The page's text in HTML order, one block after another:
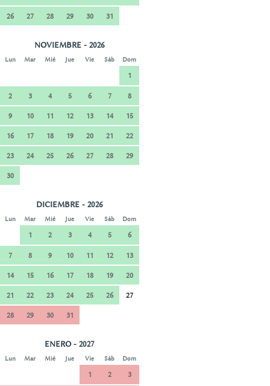
26 27 28 29 30 31
NOVIEMBRE - 2026
Lun Mar Mié Jue Vie Sáb Dom
1
2 3 4 5 6 7 8
9 10 11 12 13 14 15
16 17 18 19 20 21 22
23 24 25 26 27 28 29
30
DICIEMBRE - 2026
Lun Mar Mié Jue Vie Sáb Dom
1 2 3 4 5 6
7 8 9 10 11 12 13
14 15 16 17 18 19 20
21 22 23 24 25 26 27
28 29 30 31
ENERO - 2027
Lun Mar Mié Jue Vie Sáb Dom
1 2 3